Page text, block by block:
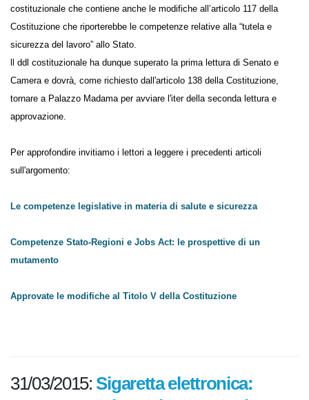
Con 357 sì, 125 no e 7 astenuti la Camera ha approvato la riforma
costituzionale che contiene anche le modifiche all’articolo 117 della
Costituzione che riporterebbe le competenze relative alla “tutela e
sicurezza del lavoro” allo Stato.
ll ddl costituzionale ha dunque superato la prima lettura di Senato e
Camera e dovrà, come richiesto dall'articolo 138 della Costituzione,
approvazione.
sull'argomento:
Le competenze legislative in materia di salute e sicurezza
mutamento